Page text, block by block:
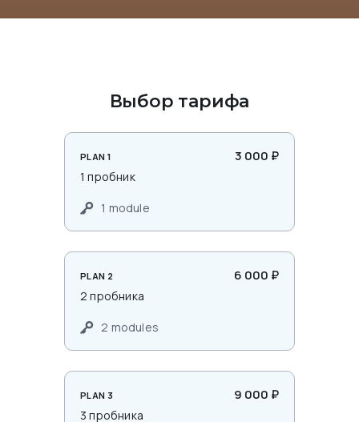
Выбор тарифа
PLAN 1 3 000 ₽
1 пробник
1 module
PLAN 2 6 000 ₽
2 пробника
2 modules
PLAN 3 9 000 ₽
3 пробника